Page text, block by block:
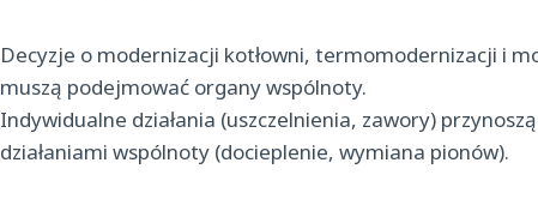
Decyzje o modernizacji kotłowni, termomodernizacji i
muszą podejmować organy wspólnoty.
Indywidualne działania (uszczelnienia, zawory)
działaniami wspólnoty (docieplenie, wymiana pionów).